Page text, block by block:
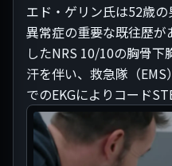
エド・ゲリン氏は52歳
異常症の重要な既往歴
したNRS 10/10の胸骨
汗を伴い、救急隊（
でのEKGによりコード